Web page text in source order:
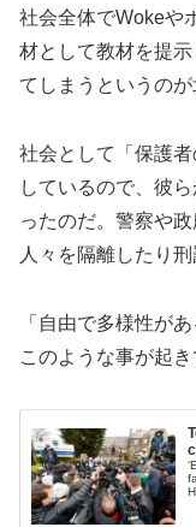
社会全体でWokeや
材として教材を提
てしまうというの
社会として「保護
しているので、彼
ったのだ。警察や
人々を隔離したり
「自由で多様性が
このような事が起